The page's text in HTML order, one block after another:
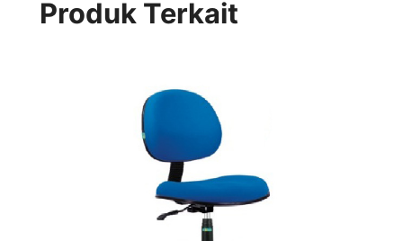
Produk Terkait